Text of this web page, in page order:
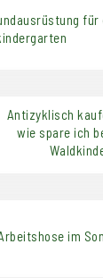
für
Antizyklisch
wie spare ich
im